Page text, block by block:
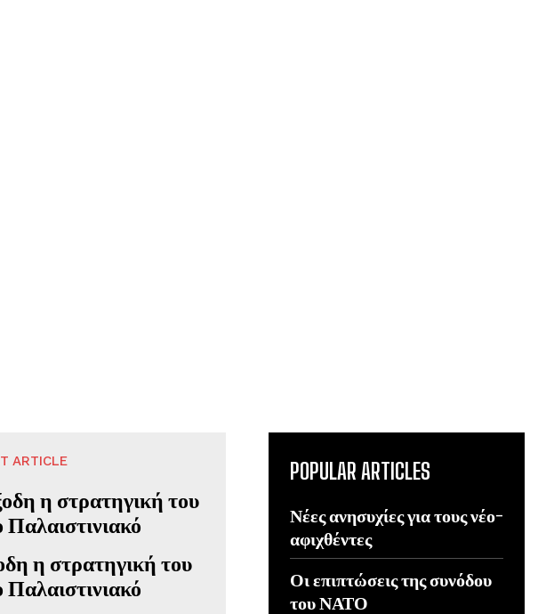
ARTICLE
η στρατηγική του
POPULAR ARTICLES
Νέες ανησυχίες για τους νέο-
αφιχθέντες
Οι επιπτώσεις της συνόδου
του ΝΑΤΟ